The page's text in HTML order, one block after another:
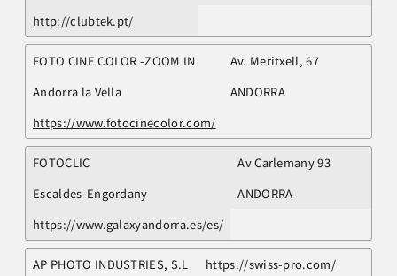
http://clubtek.pt/
FOTO CINE COLOR -ZOOM IN
Av. Meritxell, 67
Andorra la Vella
ANDORRA
https://www.fotocinecolor.com/
FOTOCLIC
Av Carlemany 93
Escaldes-Engordany
ANDORRA
https://www.galaxyandorra.es/es/
AP PHOTO INDUSTRIES, S.L
https://swiss-pro.com/